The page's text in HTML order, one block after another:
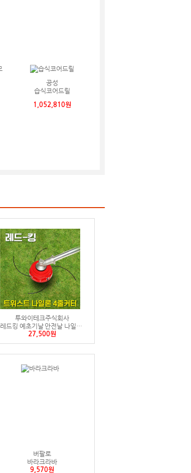
공성
습식코어드릴
1,052,810원
투와이테크주식회사
레드킹 예초기날 안전날 나일론커터 4날 줄날 끈날
27,500원
버팔로
바라크라바
9,570원